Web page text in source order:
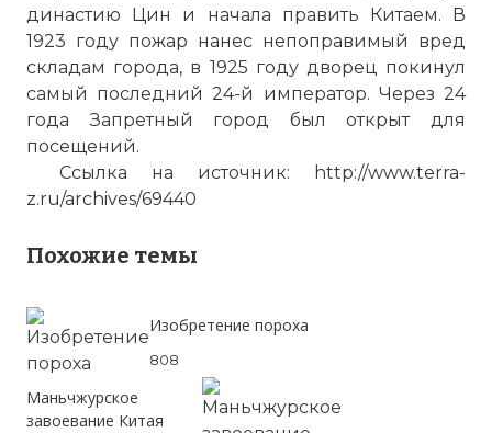
династию Цин и начала править Китаем. В
1923 году пожар нанес непоправимый вред
складам города, в 1925 году дворец покинул
самый последний 24-й император. Через 24
годаЗапретный город был открыт для
посещений.
Ссылка на источник: http://www.terra-
z.ru/archives/69440
Похожие темы
Изобретение пороха
808
Маньчжурское
завоевание Китая